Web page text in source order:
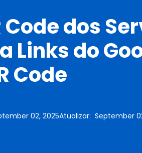
Code dos
Links do
Code
02, 2025Atualizar:September